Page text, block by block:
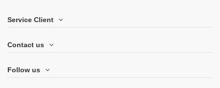
Service Client
Contact us
Follow us